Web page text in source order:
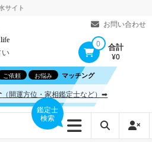
お問い合わせ
.life 0 合計
¥0
ご依頼 お悩み マッチング
（開運方位・家相鑑定士など）➡
鑑定士
検索